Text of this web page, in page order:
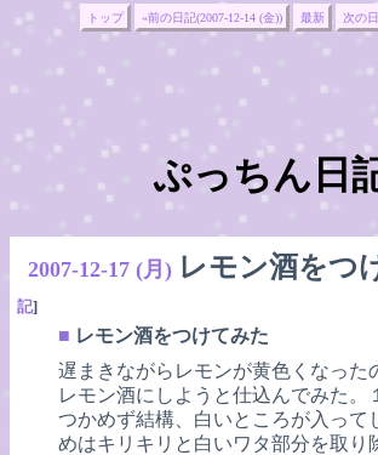
トップ «前の日記(2007-12-14 (金)) 最新 次の
ぷっちん日
2007-12-17 (月) レモン酒をつ
記]
■ レモン酒をつけてみた
遅まきながらレモンが黄色くなった
レモン酒にしようと仕込んでみた。
つかめず結構、白いところが入って
めはキリキリと白いワタ部分を取り